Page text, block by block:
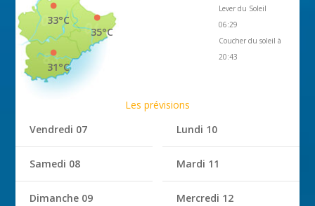
35°C
33°C
31°C
Lever du Soleil
06:29
Coucher du soleil à
20:43
Les prévisions
Vendredi 07
Samedi 08
Dimanche 09
Lundi 10
Mardi 11
Mercredi 12